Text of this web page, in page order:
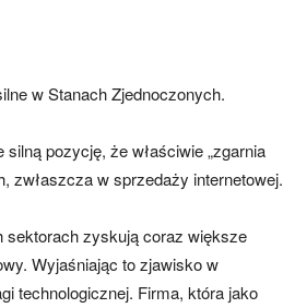
w Stanach Zjednoczonych.
pozycję, że właściwie „zgarnia
zwłaszcza w sprzedaży internetowej.
sektorach zyskują coraz większe
Wyjaśniając to zjawisko w
technologicznej. Firma, która jako